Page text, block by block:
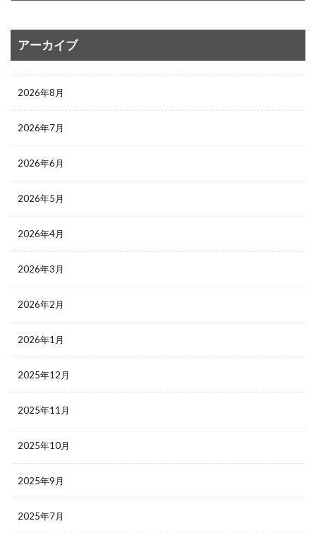
アーカイブ
2026年8月
2026年7月
2026年6月
2026年5月
2026年4月
2026年3月
2026年2月
2026年1月
2025年12月
2025年11月
2025年10月
2025年9月
2025年7月